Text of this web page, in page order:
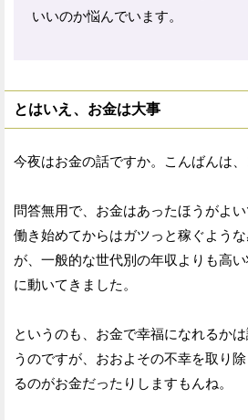
いいのか悩んでいます。
とはいえ、お金は大事
今夜はお金の話ですか。こんばんは、
問答無用で、お金はあったほうがよ
働き始めてからはガツっと稼ぐよう
が、一般的な世代別の年収よりも高
に動いてきました。
というのも、お金で幸福になれるか
うのですが、おおよその不幸を取り
るのがお金だったりしますもんね。